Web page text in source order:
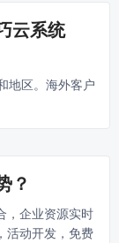
云系统
地区。海外客户
？
，企业资源实时
活动开发，免费